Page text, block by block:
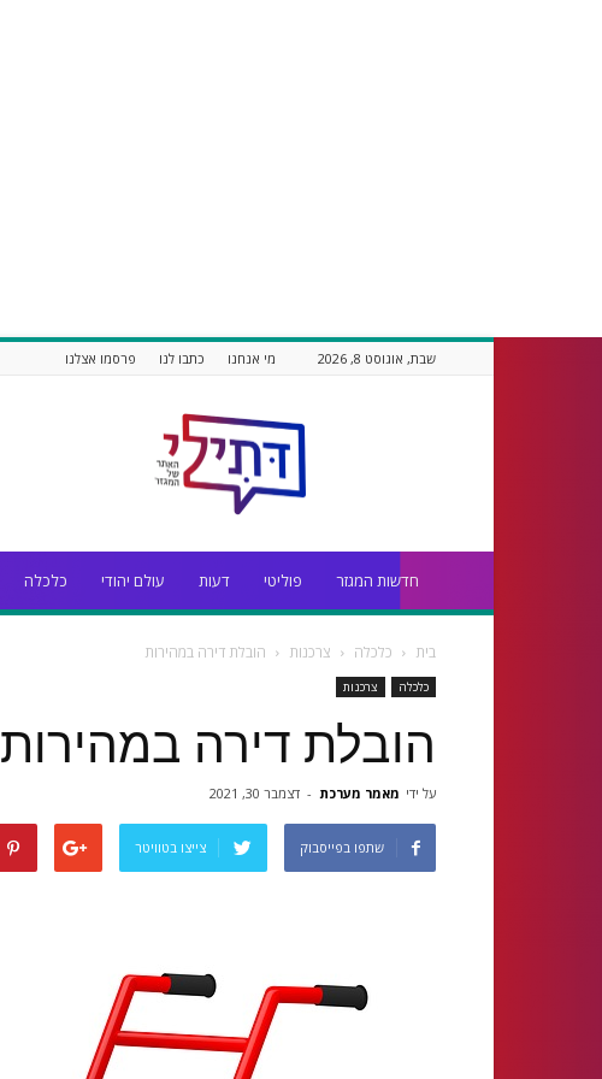
שבת, אוגוסט 8, 2026 מי אנחנו כתבו לנו פרסמו אצלנו
חדשות המגזר פוליטי דעות עולם יהודי כלכלה
בית כלכלה צרכנות הובלת דירה במהירות
כלכלה צרכנות
הובלת דירה במהירות
על ידי מאמר מערכת - דצמבר 30, 2021
שתפו בפייסבוק צייצו בטוויטר